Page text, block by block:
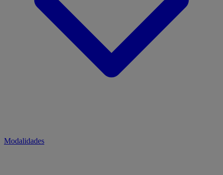
Modalidades